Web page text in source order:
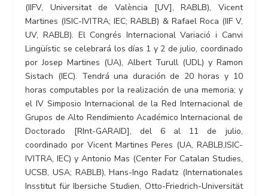
(IIFV, Universitat de València [UV], RABLB), Vicent
Martines (ISIC-IVITRA; IEC; RABLB) & Rafael Roca (IIF V,
UV, RABLB). El Congrés Internacional Variació i Canvi
Lingüístic se celebrará los días 1 y 2 de julio, coordinado
por Josep Martines (UA), Albert Turull (UDL) y Ramon
Sistach (IEC). Tendrá una duración de 20 horas y 10
horas computables por la realización de una memoria; y
el IV Simposio Internacional de la Red Internacional de
Grupos de Alto Rendimiento Académico Internacional de
Doctorado [RInt-GARAID], del 6 al 11 de julio,
coordinado por Vicent Martines Peres (UA, RABLB,ISIC-
IVITRA, IEC) y Antonio Mas (Center For Catalan Studies,
UCSB, USA; RABLB), Hans-Ingo Radatz (Internationales
Insstitut für Ibersiche Studien, Otto-Friedrich-Universität